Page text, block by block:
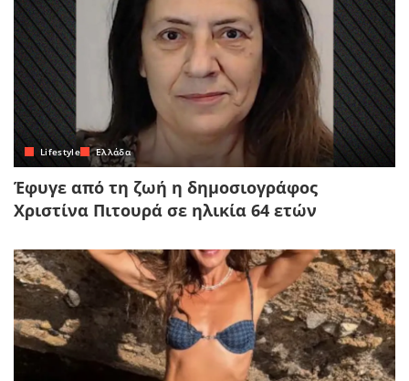
Lifestyle Ελλάδα
Έφυγε από τη ζωή η δημοσιογράφος
Χριστίνα Πιτουρά σε ηλικία 64 ετών